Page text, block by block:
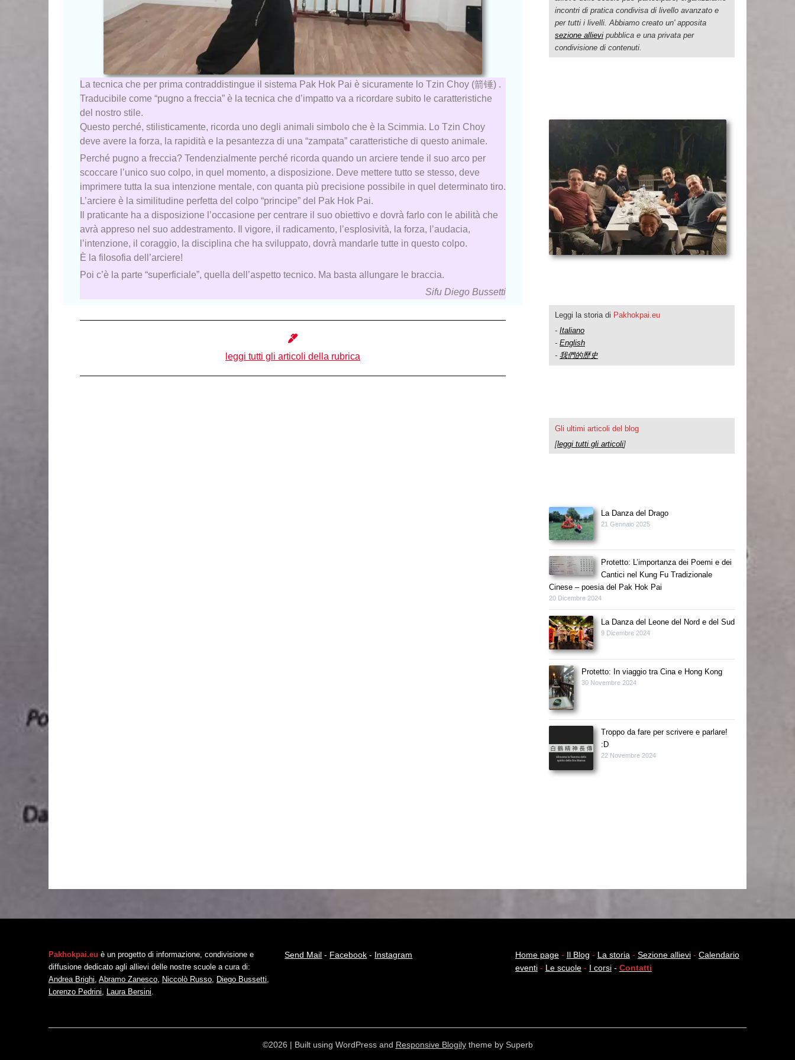
La tecnica che per prima contraddistingue il sistema Pak Hok Pai è sicuramente lo Tzin Choy (箭锤) .
Traducibile come “pugno a freccia” è la tecnica che d’impatto va a ricordare subito le caratteristiche
del nostro stile.
Questo perché, stilisticamente, ricorda uno degli animali simbolo che è la Scimmia. Lo Tzin Choy
deve avere la forza, la rapidità e la pesantezza di una “zampata” caratteristiche di questo animale.
Perché pugno a freccia? Tendenzialmente perché ricorda quando un arciere tende il suo arco per
scoccare l’unico suo colpo, in quel momento, a disposizione. Deve mettere tutto se stesso, deve
imprimere tutta la sua intenzione mentale, con quanta più precisione possibile in quel determinato tiro.
L’arciere è la similitudine perfetta del colpo “principe” del Pak Hok Pai.
Il praticante ha a disposizione l’occasione per centrare il suo obiettivo e dovrà farlo con le abilità che
avrà appreso nel suo addestramento. Il vigore, il radicamento, l’esplosività, la forza, l’audacia,
l’intenzione, il coraggio, la disciplina che ha sviluppato, dovrà mandarle tutte in questo colpo.
È la filosofia dell’arciere!
Poi c’è la parte “superficiale”, quella dell’aspetto tecnico. Ma basta allungare le braccia.
Sifu Diego Bussetti
leggi tutti gli articoli della rubrica
incontri di pratica condivisa di livello avanzato e
per tutti i livelli. Abbiamo creato un' apposita
sezione allievi pubblica e una privata per
condivisione di contenuti.
Leggi la storia di Pakhokpai.eu
- Italiano
- English
- 我們的歷史
Gli ultimi articoli del blog
[leggi tutti gli articoli]
La Danza del Drago
21 Gennaio 2025
Protetto: L’importanza dei Poemi e dei
Cantici nel Kung Fu Tradizionale
Cinese – poesia del Pak Hok Pai
20 Dicembre 2024
La Danza del Leone del Nord e del Sud
9 Dicembre 2024
Protetto: In viaggio tra Cina e Hong Kong
30 Novembre 2024
Troppo da fare per scrivere e parlare!
:D
22 Novembre 2024
Pakhokpai.eu è un progetto di informazione, condivisione e
diffusione dedicato agli allievi delle nostre scuole a cura di:
Andrea Brighi Abramo Zanesco Niccolò Russo Diego Bussetti
Lorenzo Pedrini
Laura Bersini
Send Mail - Facebook - Instagram Home page - Il Blog - La storia - Sezione allievi - Calendario
eventi - Le scuole - I corsi- Contatti
©2026 | Built using WordPress and Responsive Blogilytheme by Superb